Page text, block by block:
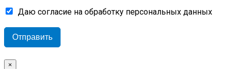
Даю согласие на обработку персональных данных
Отправить
×